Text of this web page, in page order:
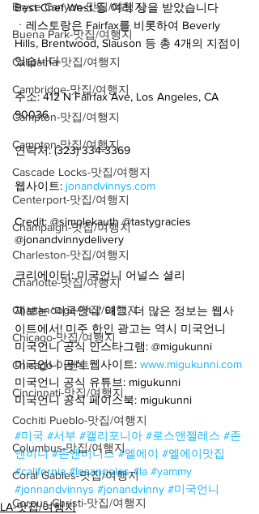
Bryce Canyon-맛집/여행지
Buena Park-맛집/여행지
Calipatria-맛집/여행지
Cambridge-맛집/여행지
Campton-맛집/여행지
Campton-맛집/여행지
Cascade Locks-맛집/여행지
Centerport-맛집/여행지
Champaign-맛집/여행지
Charleston-맛집/여행지
Charlotte-맛집/여행지
Chattanooga-맛집/여행지
Chicago-맛집/여행지
Chicago-이벤트
Cincinnati-맛집/여행지
Cochiti Pueblo-맛집/여행지
Columbus-맛집/여행지
Coral Gables-맛집/여행지
Corpus Christi-맛집/여행지
Best Chef West 등 여러 상을 받았습니다
ㆍ레스토랑은 Fairfax를 비롯하여 Beverly
Hills, Brentwood, Slauson 등 총 4개의 지점이
있습니다
주소: 412 N Fairfax Ave, Los Angeles, CA
90036
연락처: (323) 334-3369
웹사이트: jonandvinnys.com
Credit: @simplekauth @tastygracies
@jonandvinnydelivery
크리에이터: 미국언니 어널스 셜리
제보는 '미국언니' 태그, 더 많은 정보는 웹사
이트에서! 미주 한인 광고는 역시 미국언니
미국언니 공식 인스타그램: @migukunni
미국언니 공식 웹사이트: www.migukunni.com
미국언니 공식 유튜브: migukunni
미국언니 공식 페이스북: migukunni
#미국 #서부 #캘리포니아 #로스앤젤레스 #존
앤비니 #존앤비니스 #엘에이 #엘에이맛집
#california #losangeles #la #yammy
#jonnandvinnys #jonandvinny #미국언니
LA-맛집/여행지